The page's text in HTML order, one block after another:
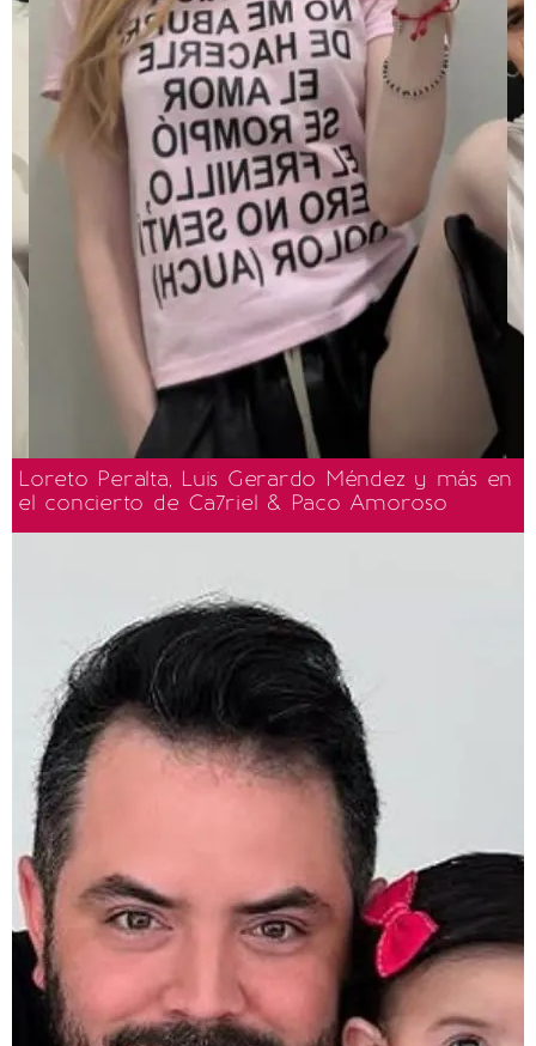
Loreto Peralta, Luis Gerardo Méndez y más en
el concierto de Ca7riel & Paco Amoroso